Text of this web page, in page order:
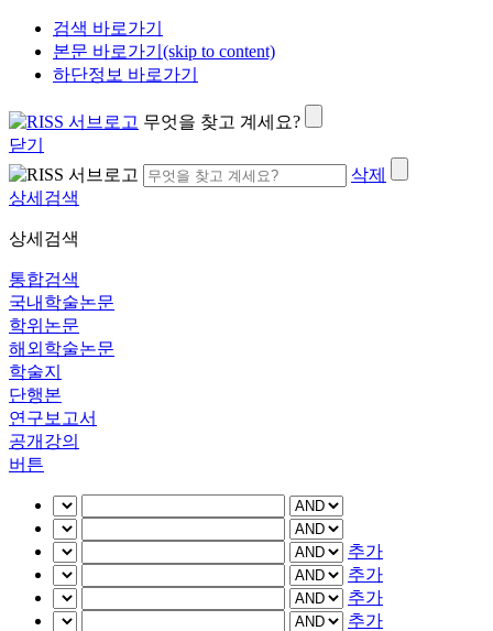
검색 바로가기
본문 바로가기(skip to content)
하단정보 바로가기
무엇을 찾고 계세요?
닫기
삭제
상세검색
상세검색
통합검색
국내학술논문
학위논문
해외학술논문
학술지
단행본
연구보고서
공개강의
버튼
추가
추가
추가
추가